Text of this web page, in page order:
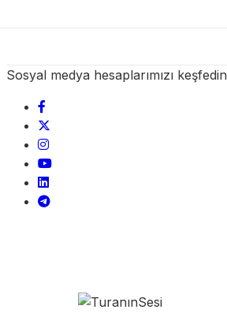
Sosyal medya hesaplarımızı keşfedin